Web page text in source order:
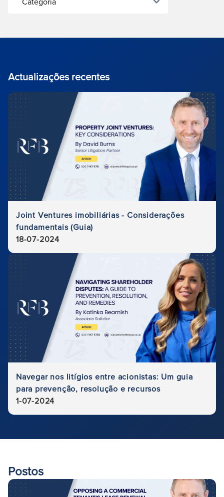
Actualizações recentes
Joint Ventures imobiliárias - Considerações
fundamentais (Guia)
18-07-2024
Navegar nos litígios entre acionistas: Um guia
para prevenção, resolução e recursos
1-07-2024
Postos